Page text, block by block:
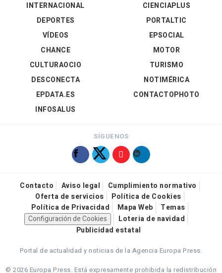
INTERNACIONAL
DEPORTES
VÍDEOS
CIENCIAPLUS
PORTALTIC
EPSOCIAL
CHANCE
CULTURAOCIO
DESCONECTA
EPDATA.ES
INFOSALUS
MOTOR
TURISMO
NOTIMÉRICA
CONTACTOPHOTO
SÍGUENOS
Contacto Aviso legal
Cumplimiento normativo
Oferta de servicios
Política de Cookies
Política de Privacidad
Mapa Web
Temas
Configuración de Cookies
Loteria de navidad
Publicidad estatal
Portal de actualidad y noticias de la Agencia Europa Press.
© 2026 Europa Press. Está expresamente prohibida la redistribución